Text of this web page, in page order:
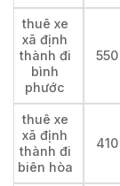
thuê xe
xã định
thành đi
bình
phước
550
thuê xe
xã định
thành đi
biên hòa
410